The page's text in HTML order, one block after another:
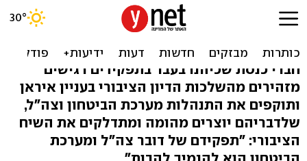
ביקורת על מערכת הביטחון:
"יוצרים מהומה"
חברי כנסת שכיהנו בעבר בתפקידים רגישים
מזהירים מהשלכות הדיון הציבורי בעניין איראן
ותוקפים את התנהלות מערכת הביטחון וצה"ל,
שלדבריהם יוצרים מהומה ומתדלקים את השיח
הציבורי: "תפקידם של דובר צה"ל ומערכת
הביטחון הוא להנמיך להבות"